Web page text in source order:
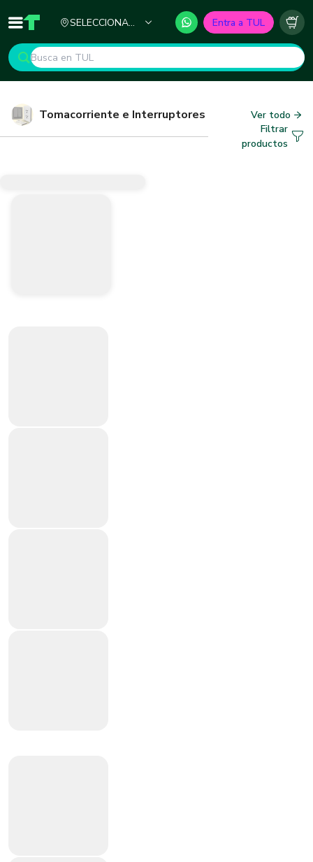
Inicio TUL - Tu Marketplace de Construcción
SELECCIONA
Entra a TUL
Tomacorriente e Interruptores
Ver todo
Filtrar
productos